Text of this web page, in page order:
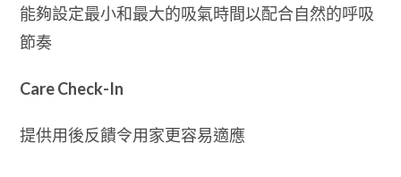
能夠設定最小和最大的吸氣時間以配合自然的呼吸
節奏
Care Check-In
提供用後反饋令用家更容易適應